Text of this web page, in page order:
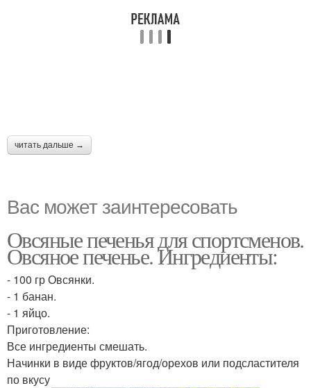
читать дальше →
Вас может заинтересовать
Овсяные печенья для спортсменов.
Овсяное печенье. Ингредиенты:
- 100 гр Овсянки.
- 1 банан.
- 1 яйцо.
Приготовление:
Все ингредиенты смешать.
Начинки в виде фруктов/ягод/орехов или подсластителя
по вкусу